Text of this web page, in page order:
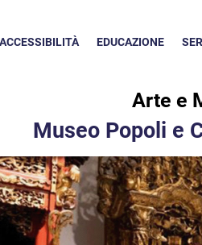
EDUCAZIONE
ACCESSIBILITÀ
Arte e
Museo Popoli e